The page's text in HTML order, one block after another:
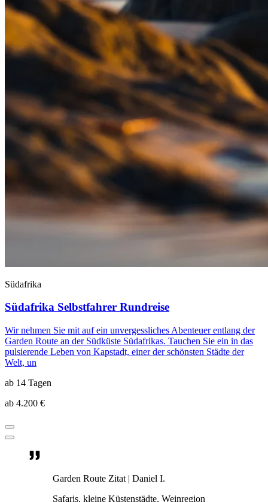
Südafrika
Südafrika Selbstfahrer Rundreise
Wir nehmen Sie mit auf ein unvergessliches Abenteuer entlang der
Garden Route an der Südküste Südafrikas. Tauchen Sie ein in das
pulsierende Leben von Kapstadt, einer der schönsten Städte der
Welt, un
ab 14 Tagen
ab 4.200 €
Garden Route Zitat | Daniel I.
Safaris, kleine Küstenstädte, Weinregion